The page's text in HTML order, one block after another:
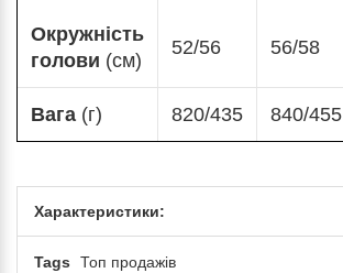
Окружність
голови (см)
52/56 56/58
Вага (г) 820/435 840/455
Характеристики:
Tags Топ продажів